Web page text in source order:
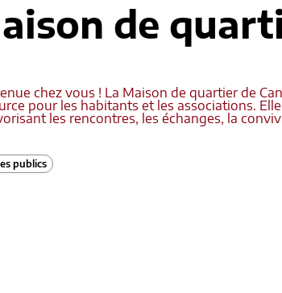
de
chez vous ! La Maison de quartier de
pour les habitants et les associations.
les rencontres, les échanges, la
publics